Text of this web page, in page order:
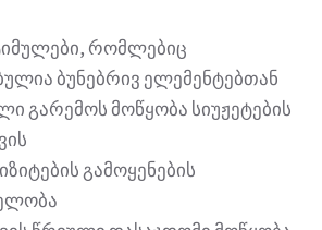
რომლებიც
ბუნებრივ ელემენტებთან
გარემოს მოწყობა სიუჟეტების
გამოყენების